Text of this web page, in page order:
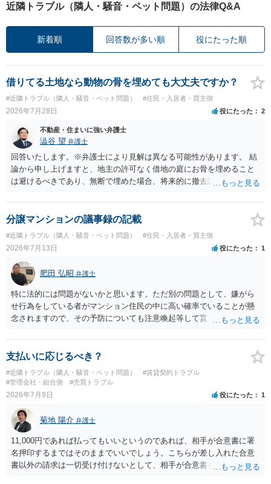
近隣トラブル（隣人・騒音・ペット問題）の法律Q&A
新着順 回答数が多い順 役にたった順
借りてる土地なら動物の骨を埋めても大丈夫ですか？
#近隣トラブル（隣人・騒音・ペット問題） #住民・入居者・買主側
2026年7月28日 役にたった 2
不動産・住まいに強い弁護士
澁谷 望 弁護士
回答いたします。※弁護士により見解は異なる可能性があります。 結
論から申し上げますと、地主の許可なく借地の庭にお骨を埋めること
は避けるべきであり、無断で埋めた場合、将来的に撤去請求や退去時
上、自分のペットの遺骨を埋める行為自体は墓地埋葬法違反や不法投
棄には該当しないため、犯罪になるわけではありません。しかし、建
物の所有者は質問者様であっても、土地の所有権はあくまで地主にあ
ります。そのため、地主に無断でお骨を埋める行為は、他人の所有権
を侵害する行為や、借地人としての善管注意義務違反とみなされる可
能性が高いのが私見です。 どうしてもお近くで供養されたい場合は、
事前に地主へ相談して許可を得るか、土地に直接埋めずに大きめの鉢
植え等で供養する「プランター葬」や、ペット霊園等への納骨を検討
されるのが確実かと思います。
分譲マンションの議事録の記載
#近隣トラブル（隣人・騒音・ペット問題） #住民・入居者・買主側
2026年7月13日 役にたった 1
肥田 弘昭 弁護士
特に法的には問題がないかと思います。ただ別の問題として、嫌がら
せ行為をしている者がマンション住民の中に高い確率でいることが懸
念されますので、その予防についても注意喚起等して貰うと良いかと
支払いに応じるべき？
#近隣トラブル（隣人・騒音・ペット問題）
#賃貸契約トラブル
#管理会社・組合側
#売買トラブル
2026年7月9日 役にたった 1
菊地 陽介 弁護士
11,000円であれば払ってもいいというのであれば、相手が合意書に署
名押印するまではそのままでいいでしょう。こちらが差し入れた合意
書以外の請求は一切受け付けないとして、相手が合意書を作成するま